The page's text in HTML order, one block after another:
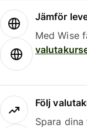
Jämför
Med Wise
Följ
Spara